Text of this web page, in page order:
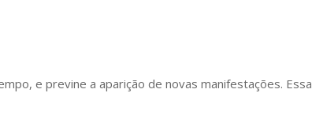
e previne a aparição de novas manifestações. Essa